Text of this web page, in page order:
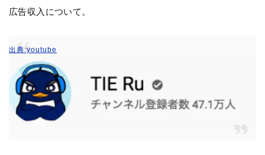
広告収入について。
出典:youtube